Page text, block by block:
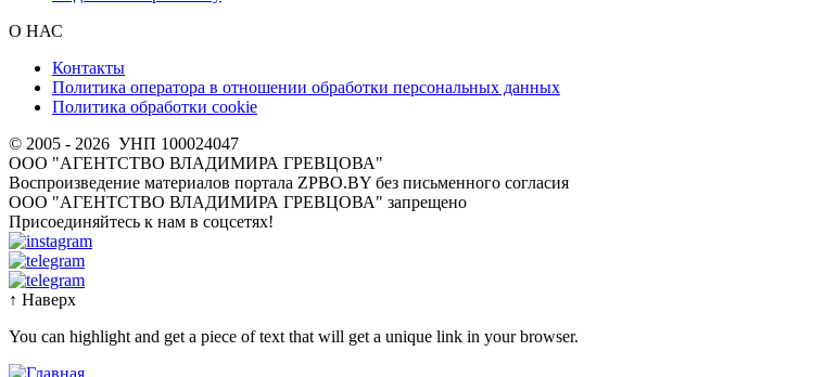
О НАС
Контакты
Политика оператора в отношении обработки персональных данных
Политика обработки cookie
© 2005 - 2026 УНП 100024047
ООО "АГЕНТСТВО ВЛАДИМИРА ГРЕВЦОВА"
Воспроизведение материалов портала ZPBO.BY без письменного согласия
OOO "АГЕНТСТВО ВЛАДИМИРА ГРЕВЦОВА" запрещено
Присоединяйтесь к нам в соцсетях!
↑ Наверх
You can highlight and get a piece of text that will get a unique link in your browser.